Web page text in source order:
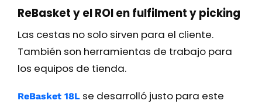
ReBasket y el ROI en fulfilment y picking
Las cestas no solo sirven para el cliente.
También son herramientas de trabajo para
los equipos de tienda.
ReBasket 18L se desarrolló justo para este